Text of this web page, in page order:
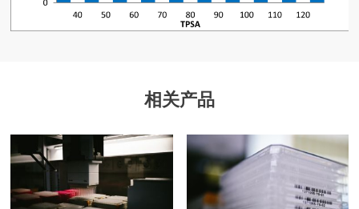
相关产品